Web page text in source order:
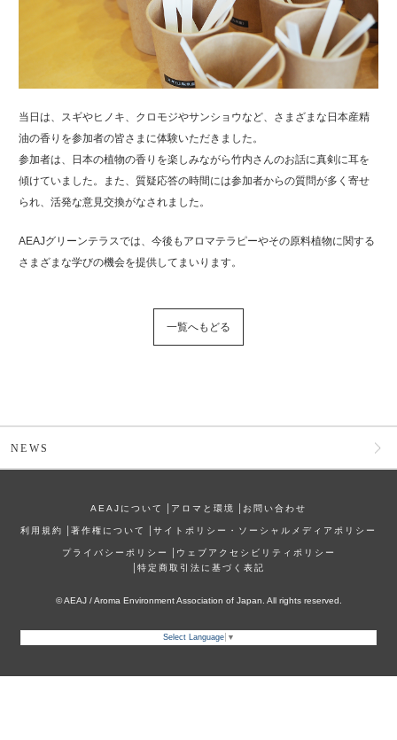
当日は、スギやヒノキ、クロモジやサンショウなど、さまざまな日本産精
油の香りを参加者の皆さまに体験いただきました。
参加者は、日本の植物の香りを楽しみながら竹内さんのお話に真剣に耳を
傾けていました。また、質疑応答の時間には参加者からの質問が多く寄せ
られ、活発な意見交換がなされました。
AEAJグリーンテラスでは、今後もアロマテラピーやその原料植物に関する
さまざまな学びの機会を提供してまいります。
一覧へもどる
NEWS
AEAJについて アロマと環境 お問い合わせ
利⽤規約 著作権について サイトポリシー・ソーシャルメディアポリシー
プライバシーポリシー
ウェブアクセシビリティポリシー
特定商取引法に基づく表記
© AEAJ / Aroma Environment Association of Japan. All rights reserved.
Select Language ▼